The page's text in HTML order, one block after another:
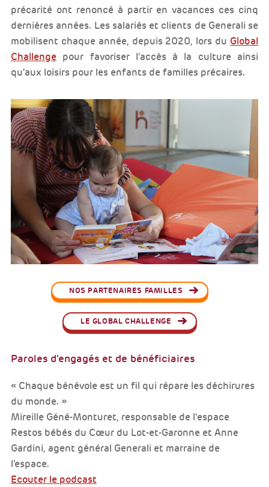
précarité ont renoncé à partir en vacances ces cinq
dernières années. Les salariés et clients de Generali se
mobilisent chaque année, depuis 2020, lors du Global
Challenge pour favoriser l'accès à la culture ainsi
qu'aux loisirs pour les enfants de familles précaires.
NOS PARTENAIRES FAMILLES
LE GLOBAL CHALLENGE
Paroles d'engagés et de bénéficiaires
« Chaque bénévole est un fil qui répare les déchirures
du monde. »
Mireille Géné-Monturet, responsable de l’espace
Restos bébés du Cœur du Lot-et-Garonne et Anne
Gardini, agent général Generali et marraine de
l'espace.
Ecouter le podcast